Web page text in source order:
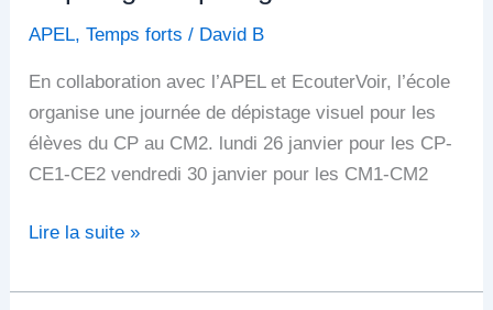
APEL,Temps forts / David B
En collaboration avec l’APEL et EcouterVoir, l’école
organise une journée de dépistage visuel pour les
élèves du CP au CM2. lundi 26 janvier pour les CP-
CE1-CE2 vendredi 30 janvier pour les CM1-CM2
Lire la suite »